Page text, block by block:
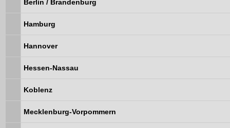
Berlin / Brandenburg
Hamburg
Hannover
Hessen-Nassau
Koblenz
Mecklenburg-Vorpommern